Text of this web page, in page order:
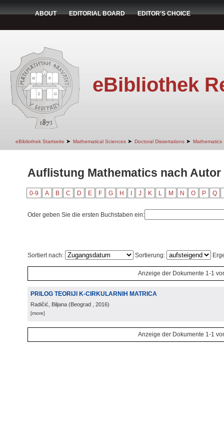
ABOUT EDITORIAL BOARD EDITOR'S CHOICE
eBibliothek
eBibliothek Startseite ➤ Mathematical Sciences ➤ Doctoral Dissertations ➤ Mathematics
Auflistung Mathematics nach
0-9 A B C D E F G H J K L M N O P Q
Oder geben Sie die ersten Buchstaben ein:
Sortiert nach: Sortierung:
Anzeige der Dokumente 1-1
PRILOG TEORIJI K-CIRKULARNIH MATRICA
Radičić, Biljana (Beograd , 2016)
[more]
Anzeige der Dokumente 1-1